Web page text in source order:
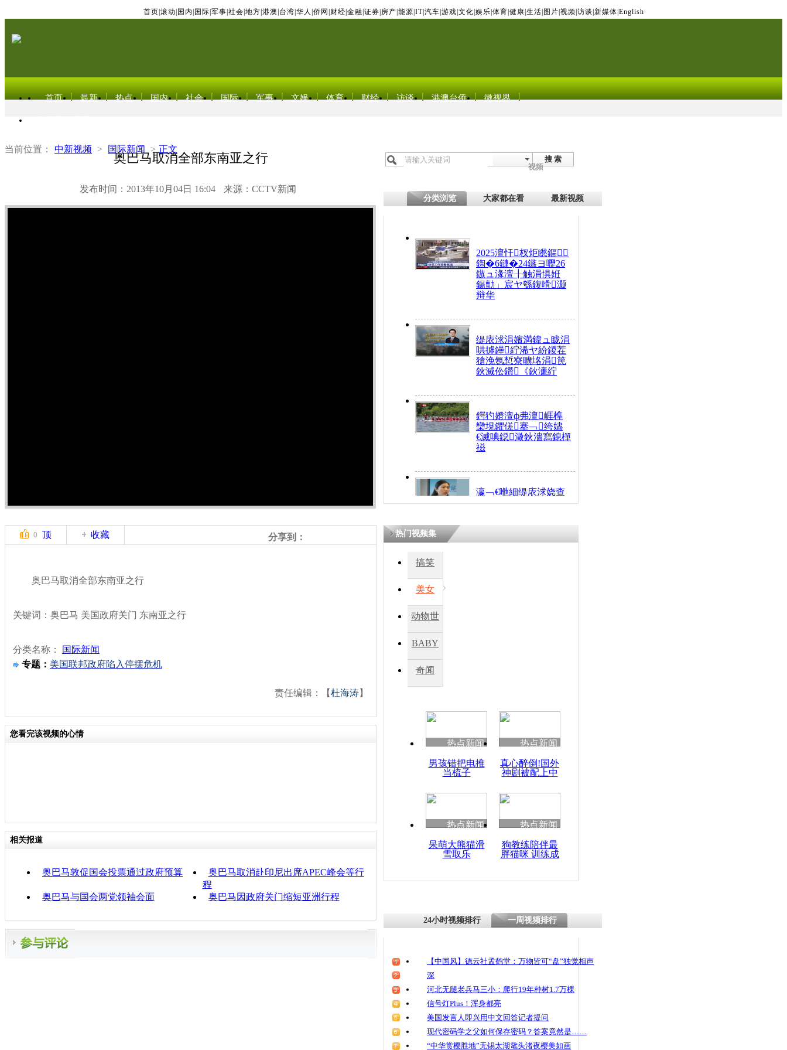
首页 滚动 国内 国际 军事 社会 地方 港澳 台湾 华人 侨网 财经 金融 证券 房产 能源 IT| 汽车 游戏 文化 娱乐 体育 健康 生活 图片 视频 访谈 新媒体 English
首页 最新 热点 国内 社会 国际 军事 文娱 体育 财经 访谈 港澳台侨 微视界
当前位置： 中新视频 > 国际新闻 > 正文
奥巴马取消全部东南亚之行
发布时间：2013年10月04日 16:04 来源：CCTV新闻
搜 索
视频
分类浏览 大家都在看 最新视频
2025澶忓杈炬矁鏂
鍧�6鏈�24鏃ヨ嚦26
鏃ュ湪澶╂触涓惧姙
鍚勯」宸ヤ綔鍑嗗灏
辩华
缇庡浗涓嬪満鍏ュ眬涓
哄摢鑸紵浠ヤ紛鍐茬
獊浼氬惁寮曠垎涓笢
鈥滅伀鑽《鈥濓紵
鍔犳嬁澶ф弗澶崕榫
欒垷鑺傞搴﹁绔嬧
€滅唺鐚澂鈥濇寫鎴樿
禌
瀛﹁€咃細缇庡浗娆查
€间笢鍗椾簹涓庝腑鍥
瘑灞€
0 顶 收藏 分享到：
奥巴马取消全部东南亚之行
关键词：奥巴马 美国政府关门 东南亚之行
分类名称：
国际新闻
专题： 美国联邦政府陷入停摆危机
责任编辑：【杜海涛】
您看完该视频的心情
相关报道
奥巴马敦促国会投票通过政府预算
奥巴马取消赴印尼出席APEC峰会等行
程
奥巴马与国会两党领袖会面
奥巴马因政府关门缩短亚洲行程
热门视频集
搞笑
美女
动物世
BABY
秀
奇闻
热点新闻
男孩错把电推
当梳子
热点新闻
真心醉倒!国外
神剧被配上中
热点新闻
呆萌大熊猫滑
雪取乐
热点新闻
狗教练陪伴最
胖猫咪 训练成
24小时视频排行 一周视频排行
【中国风】德云社孟鹤堂：万物皆可“盘”独觉相声
深
河北无腿老兵马三小：爬行19年种树1.7万棵
信号灯Plus！浑身都亮
美国发言人即兴用中文回答记者提问
现代密码学之父如何保存密码？答案竟然是……
“中华赏樱胜地”无锡太湖鼋头渚夜樱美如画